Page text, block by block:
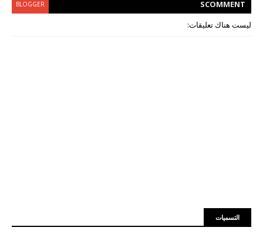
COMMENT
S
BLOGGER
ليست هناك تعليقات:
التسميات